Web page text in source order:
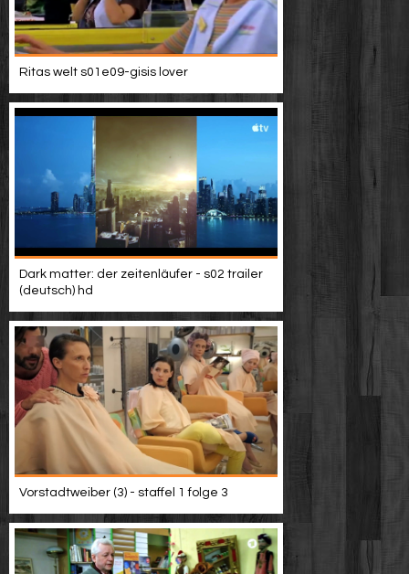
Ritas welt s01e09-gisis lover
Dark matter: der zeitenläufer - s02 trailer
(deutsch) hd
Vorstadtweiber (3) - staffel 1 folge 3